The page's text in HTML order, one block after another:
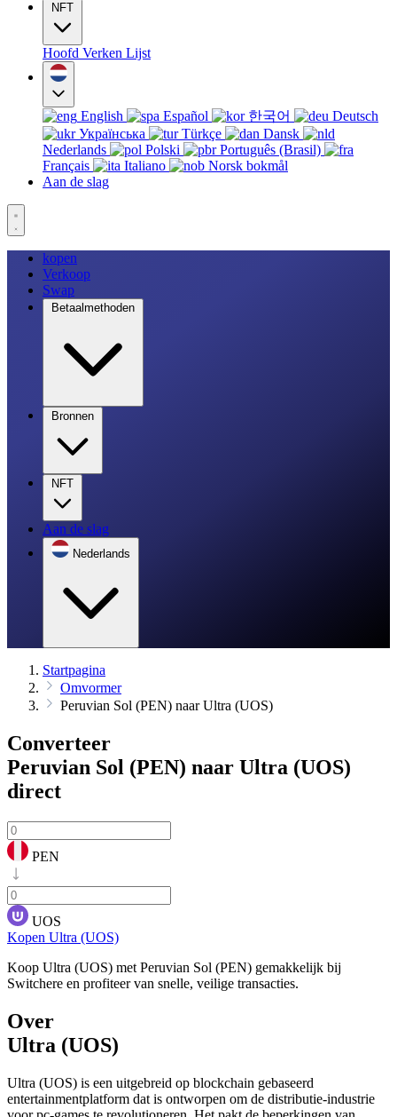
NFT
Hoofd Verken Lijst
English Español 한국어
Deutsch
Українська
Türkçe
Dansk
Nederlands
Polski
Português (Brasil)
Français
Italiano
Norsk bokmål
Aan de slag
kopen
Verkoop
Swap
Betaalmethoden
Bronnen
NFT
Aan de slag
Nederlands
Startpagina
Omvormer
Peruvian Sol (PEN) naar Ultra (UOS)
Converteer
Peruvian Sol (PEN) naar Ultra (UOS)
direct
PEN
UOS
Kopen Ultra (UOS)
Koop Ultra (UOS) met Peruvian Sol (PEN) gemakkelijk bij
Switchere en profiteer van snelle, veilige transacties.
Over
Ultra (UOS)
Ultra (UOS) is een uitgebreid op blockchain gebaseerd
entertainmentplatform dat is ontworpen om de distributie-industrie